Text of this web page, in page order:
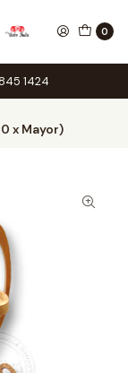
0
1424
x Mayor)